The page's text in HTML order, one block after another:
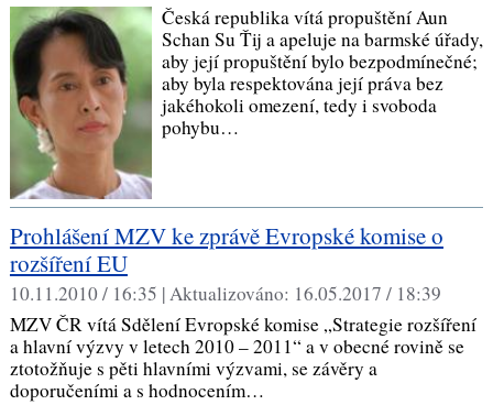
Česká republika vítá propuštění Aun
Schan Su Ťij a apeluje na barmské úřady,
aby její propuštění bylo bezpodmínečné;
aby byla respektována její práva bez
jakéhokoli omezení, tedy i svoboda
pohybu…
Prohlášení MZV ke zprávě Evropské komise o
rozšíření EU
10.11.2010 / 16:35 |Aktualizováno: 16.05.2017 / 18:39
MZV ČR vítá Sdělení Evropské komise „Strategie rozšíření
a hlavní výzvy v letech 2010 – 2011“ a v obecné rovině se
ztotožňuje s pěti hlavními výzvami, se závěry a
doporučeními a s hodnocením…